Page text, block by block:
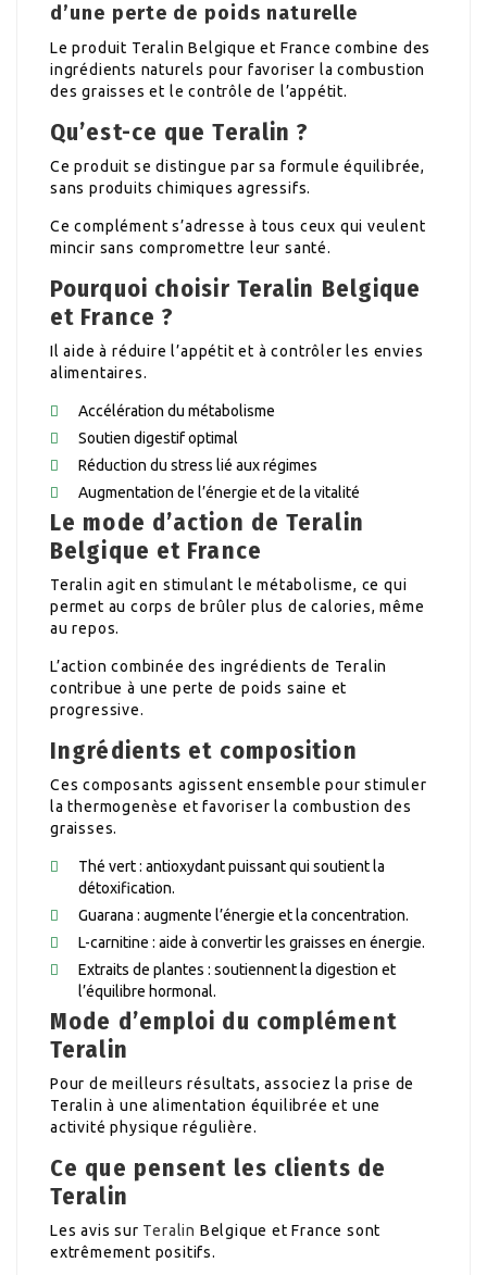
d’une perte de poids naturelle
Le produit Teralin Belgique et France combine des
ingrédients naturels pour favoriser la combustion
des graisses et le contrôle de l’appétit.
Qu’est-ce que Teralin ?
Ce produit se distingue par sa formule équilibrée,
sans produits chimiques agressifs.
Ce complément s’adresse à tous ceux qui veulent
mincir sans compromettre leur santé.
Pourquoi choisir Teralin Belgique
et France ?
Il aide à réduire l’appétit et à contrôler les envies
alimentaires.
Accélération du métabolisme
Soutien digestif optimal
Réduction du stress lié aux régimes
Augmentation de l’énergie et de la vitalité
Le mode d’action de Teralin
Belgique et France
Teralin agit en stimulant le métabolisme, ce qui
permet au corps de brûler plus de calories, même
au repos.
L’action combinée des ingrédients de Teralin
contribue à une perte de poids saine et
progressive.
Ingrédients et composition
Ces composants agissent ensemble pour stimuler
la thermogenèse et favoriser la combustion des
graisses.
Thé vert : antioxydant puissant qui soutient la
détoxification.
Guarana : augmente l’énergie et la concentration.
L-carnitine : aide à convertir les graisses en énergie.
Extraits de plantes : soutiennent la digestion et
l’équilibre hormonal.
Mode d’emploi du complément
Teralin
Pour de meilleurs résultats, associez la prise de
Teralin à une alimentation équilibrée et une
activité physique régulière.
Ce que pensent les clients de
Teralin
Les avis sur Teralin Belgique et France sont
extrêmement positifs.